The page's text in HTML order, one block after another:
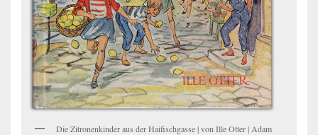
Die Zitronenkinder aus der Haifischgasse | von Ille Otter | Adam